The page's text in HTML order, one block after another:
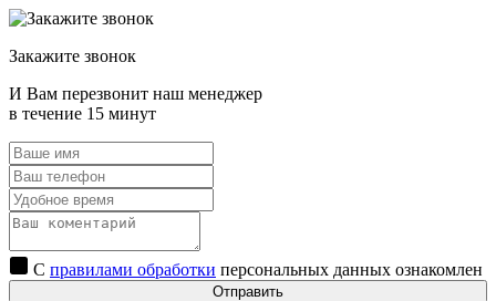
Закажите звонок
И Вам перезвонит наш менеджер
в течение 15 минут
С правилами обработки персональных данных ознакомлен
Отправить